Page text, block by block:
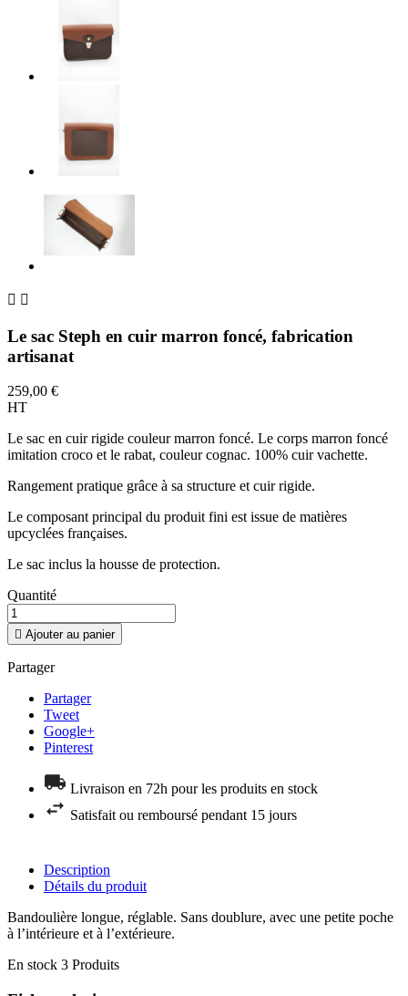
 
Le sac Steph en cuir marron foncé, fabrication
artisanat
259,00 €
HT
Le sac en cuir rigide couleur marron foncé. Le corps marron foncé
imitation croco et le rabat, couleur cognac. 100% cuir vachette.
Rangement pratique grâce à sa structure et cuir rigide.
Le composant principal du produit fini est issue de matières
upcyclées françaises.
Le sac inclus la housse de protection.
Quantité
 Ajouter au panier
Partager
Partager
Tweet
Google+
Pinterest
Livraison en 72h pour les produits en stock
Satisfait ou remboursé pendant 15 jours
Description
Détails du produit
Bandoulière longue, réglable. Sans doublure, avec une petite poche
à l’intérieure et à l’extérieure.
En stock 3 Produits